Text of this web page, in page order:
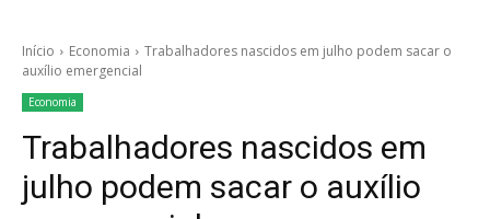
Início Economia
Trabalhadores nascidos em julho podem sacar o
auxílio emergencial
Economia
Trabalhadores nascidos em
julho podem sacar o auxílio